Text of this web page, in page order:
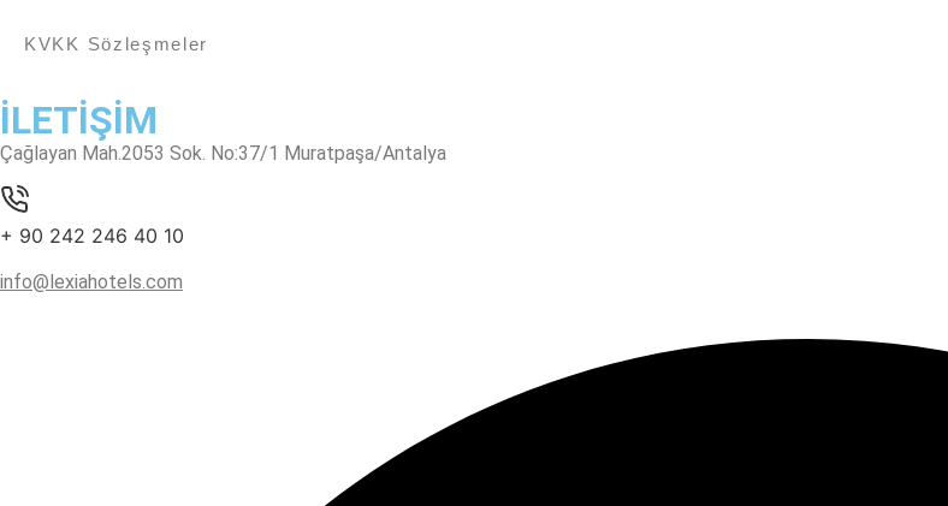
KVKK Sözleşmeler
İLETİŞİM
Çağlayan Mah.2053 Sok. No:37/1 Muratpaşa/Antalya
+ 90 242 246 40 10
info@lexiahotels.com